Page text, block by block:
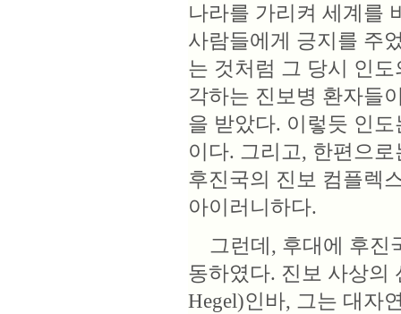
나라를 가리켜 세계를
사람들에게 긍지를 주
는 것처럼 그 당시 인
각하는 진보병 환자들
을 받았다. 이렇듯 인
이다. 그리고, 한편으
후진국의 진보 컴플렉
아이러니하다.
그런데, 후대에 후진
동하였다. 진보 사상의
Hegel)인바, 그는 대자